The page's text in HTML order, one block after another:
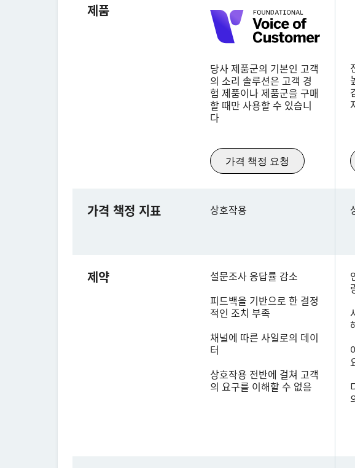
제품
당사 제품군의 기본인 고객
의 소리 솔루션은 고객 경
험 제품이나 제품군을 구매
할 때만 사용할 수 있습니
다
가격 책정 요청
가격 책정 지표 상호작용
제약
설문조사 응답률 감소
피드백을 기반으로 한 결정
적인 조치 부족
채널에 따른 사일로의 데이
터
상호작용 전반에 걸쳐 고객
의 요구를 이해할 수 없음